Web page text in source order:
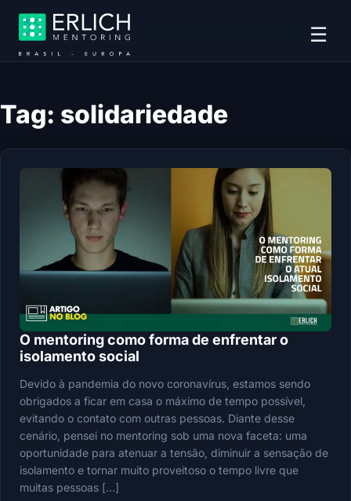
☰
Tag: solidariedade
O mentoring como forma de enfrentar o
isolamento social
Devido à pandemia do novo coronavírus, estamos sendo
obrigados a ficar em casa o máximo de tempo possível,
evitando o contato com outras pessoas. Diante desse
cenário, pensei no mentoring sob uma nova faceta: uma
oportunidade para atenuar a tensão, diminuir a sensação de
isolamento e tornar muito proveitoso o tempo livre que
muitas pessoas […]